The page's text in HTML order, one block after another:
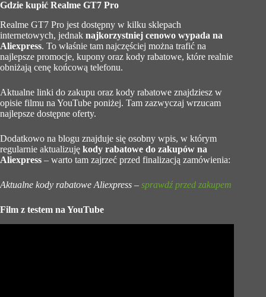
Gdzie kupić Realme GT7 Pro
Realme GT7 Pro jest dostępny w kilku sklepach
internetowych, jednak najkorzystniej cenowo wypada na
Aliexpress. To właśnie tam najczęściej można trafić na
najlepsze promocje, kupony oraz kody rabatowe, które realnie
obniżają cenę końcową telefonu.
Aktualne linki do zakupu oraz kody rabatowe znajdziesz w
opisie filmu na YouTube poniżej. Tam zazwyczaj wrzucam
najlepsze dostępne oferty.
Dodatkowo na blogu znajduje się osobny wpis, w którym
regularnie aktualizuję kody rabatowe do zakupów na
Aliexpress – warto tam zajrzeć przed finalizacją zamówienia:
Aktualne kody rabatowe Aliexpress – sprawdź przed zakupem
Film z testem na YouTube